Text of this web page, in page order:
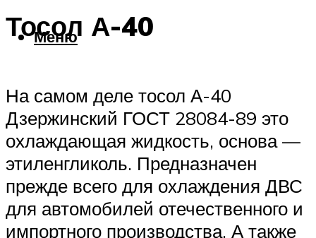
Меню
Тосол А-40
На самом деле тосол А-40
Дзержинский ГОСТ 28084-89 это
охлаждающая жидкость, основа —
этиленгликоль. Предназначен
прежде всего для охлаждения ДВС
для автомобилей отечественного и
импортного производства. А также